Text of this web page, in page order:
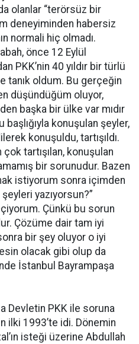
olanlar “terörsüz bir
deneyiminden habersiz
normali hiç olmadı.
önce 12 Eylül
PKK’nin 40 yıldır bir türlü
tanık oldum. Bu gerçeğin
düşündüğüm oluyor,
başka bir ülke var mıdır
konuşulan şeyler,
konuşuldu, tartışıldı.
tartışılan, konuşulan
bir sorunudur. Bazen
istiyorum sonra içimden
şeyleri yazıyorsun?”
Çünkü bu sorun
Çözüme dair tam iyi
bir şey oluyor o iyi
olacak gibi olup da
İstanbul Bayrampaşa
Devletin PKK ile soruna
ilki 1993’te idi. Dönemin
isteği üzerine Abdullah